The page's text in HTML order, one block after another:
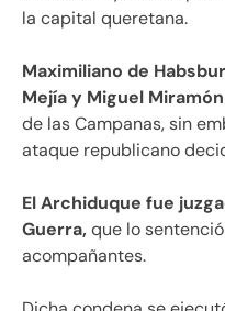
la capital queretana.
Maximiliano de
Mejía y Miguel Miramón
de las Campanas, sin
ataque republicano
El Archiduque fue
Guerra, que lo
acompañantes.